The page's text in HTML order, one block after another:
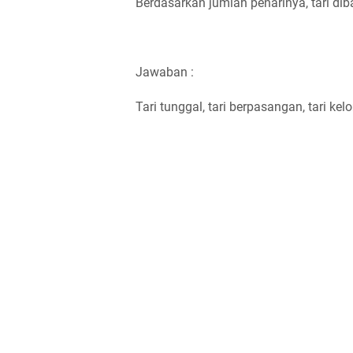
Jawaban :
Tari tunggal, tari berpasangan, tari